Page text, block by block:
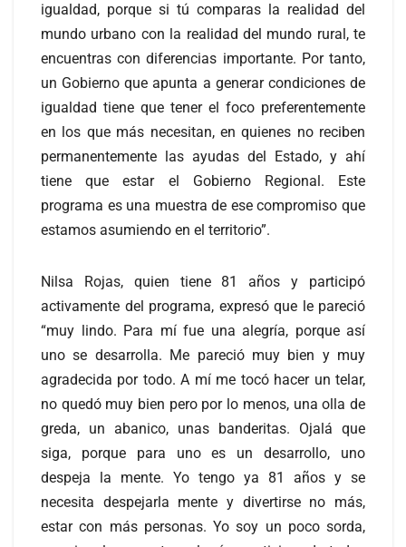
igualdad, porque si tú comparas la realidad del
mundo urbano con la realidad del mundo rural, te
encuentras con diferencias importante. Por tanto,
un Gobierno que apunta a generar condiciones de
igualdad tiene que tener el foco preferentemente
en los que más necesitan, en quienes no reciben
permanentemente las ayudas del Estado, y ahí
tiene que estar el Gobierno Regional. Este
programa es una muestra de ese compromiso que
estamos asumiendo en el territorio”.
Nilsa Rojas, quien tiene 81 años y participó
activamente del programa, expresó que le pareció
“muy lindo. Para mí fue una alegría, porque así
uno se desarrolla. Me pareció muy bien y muy
agradecida por todo. A mí me tocó hacer un telar,
no quedó muy bien pero por lo menos, una olla de
greda, un abanico, unas banderitas. Ojalá que
siga, porque para uno es un desarrollo, uno
despeja la mente. Yo tengo ya 81 años y se
necesita despejarla mente y divertirse no más,
estar con más personas. Yo soy un poco sorda,